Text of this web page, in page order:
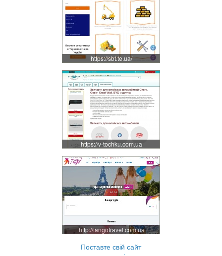
https://sbt.te.ua/
https://v-tochku.com.ua
http://tangotravel.com.ua
Поставте свій сайт